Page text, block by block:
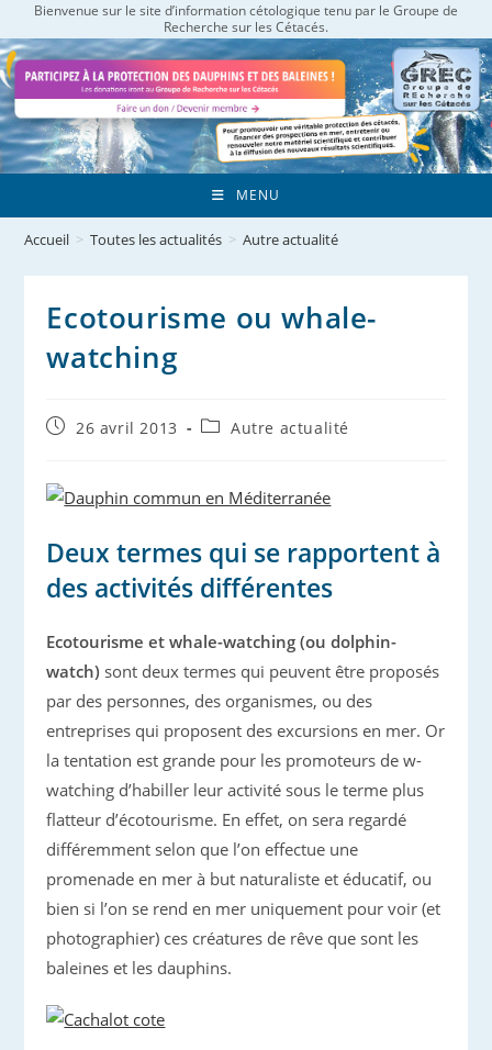
to
content
Bienvenue sur le site d’information cétologique tenu par le Groupe de
Recherche sur les Cétacés.
MENU
Accueil > Toutes les actualités > Autre actualité
Ecotourisme ou whale-
watching
Publication
26 avril 2013
PostAutre actualité
Deux termes qui se rapportent à
des activités différentes
Ecotourisme et whale-watching (ou dolphin-
watch) sont deux termes qui peuvent être proposés
par des personnes, des organismes, ou des
entreprises qui proposent des excursions en mer. Or
la tentation est grande pour les promoteurs de w-
watching d’habiller leur activité sous le terme plus
flatteur d’écotourisme. En effet, on sera regardé
différemment selon que l’on effectue une
promenade en mer à but naturaliste et éducatif, ou
bien si l’on se rend en mer uniquement pour voir (et
photographier) ces créatures de rêve que sont les
baleines et les dauphins.